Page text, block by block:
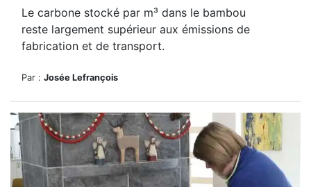
Le carbone stocké par m³ dans le bambou
reste largement supérieur aux émissions de
fabrication et de transport.
Par : Josée Lefrançois